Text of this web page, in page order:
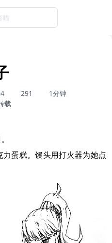
喵
291
1分钟
载
蛋糕。馒头用打火器为她点